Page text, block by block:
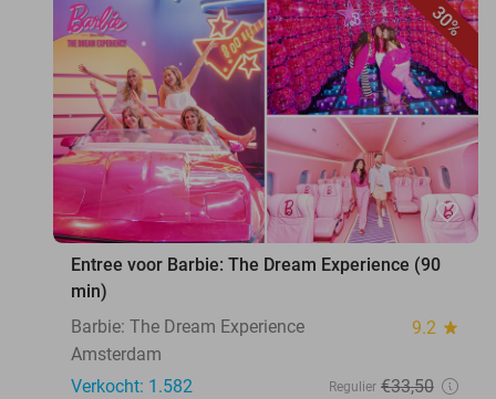
30%
favorite_border
Entree voor Barbie: The Dream Experience (90
min)
Barbie: The Dream Experience
9.2 star
Amsterdam
Verkocht: 1.582
Regulier €33,50